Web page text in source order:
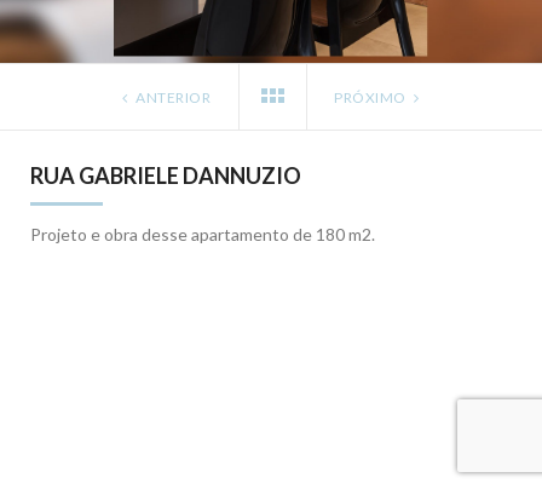
ANTERIOR PRÓXIMO
RUA GABRIELE DANNUZIO
Projeto e obra desse apartamento de 180 m2.